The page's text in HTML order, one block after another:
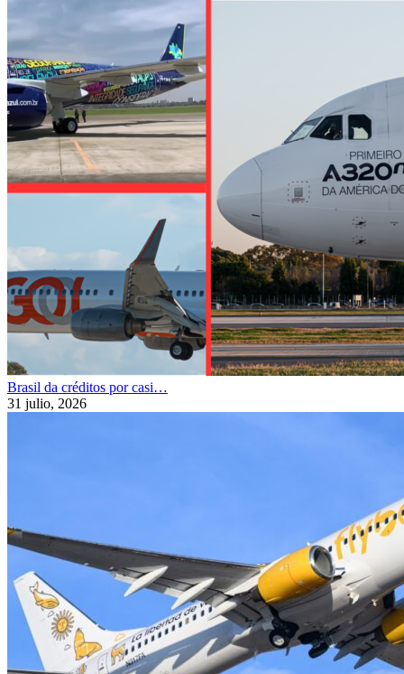
Brasil da créditos por casi…
31 julio, 2026